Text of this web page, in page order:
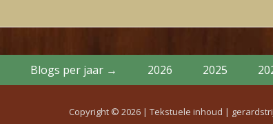
Blogs per jaar → 2026 2025
Copyright © 2026 | Tekstuele inhoud |